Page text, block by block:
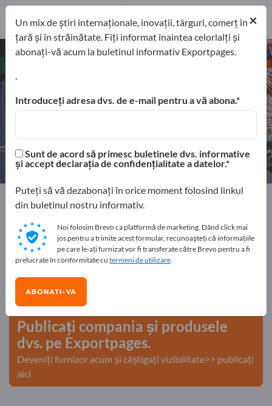
Aparate pneumatice de înşurubat
– găsiți producători și furnizori
exportatori Producători
1
10
1
Home Pentru unelte de ateliere
Unelte pneumatice
Aparate pneumatice de înşurubat
Faceți publicitate gratuit pe
Exportpages!
Nevoile – Ofertele – Bunuri second-hand – Contacte
comerciale >> începeți aici
Publicați compania și produsele
dvs. pe Exportpages.
Deveniți furnizor acum și câștigați vizibilitate>> publicați
aici
×
Un mix de știri internaționale, inovații, târguri, comerț în
țară și în străinătate. Fiți informat înaintea celorlalți și
abonați-vă acum la buletinul informativ Exportpages.
.
Introduceți adresa dvs. de e-mail pentru a vă abona.
Sunt de acord să primesc buletinele dvs. informative
și accept declarația de confidențialitate a datelor.
Puteți să vă dezabonați în orice moment folosind linkul
din buletinul nostru informativ.
Noi folosim Brevo ca platformă de marketing. Dând click mai
jos pentru a trimite acest formular, recunoașteți că informațiile
pe care le-ați furnizat vor fi transferate către Brevo pentru a fi
prelucrate în conformitate cu termeni de utilizare.
ABONATI-VA